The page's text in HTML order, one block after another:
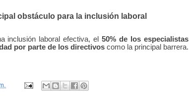
obstáculo para la inclusión laboral
inclusión laboral efectiva, el50% de los especialistas
por parte de los directivos como la principal barrera.